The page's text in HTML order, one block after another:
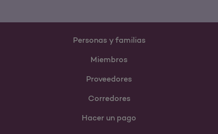
Personas y familias
Miembros
Proveedores
Corredores
Hacer un pago